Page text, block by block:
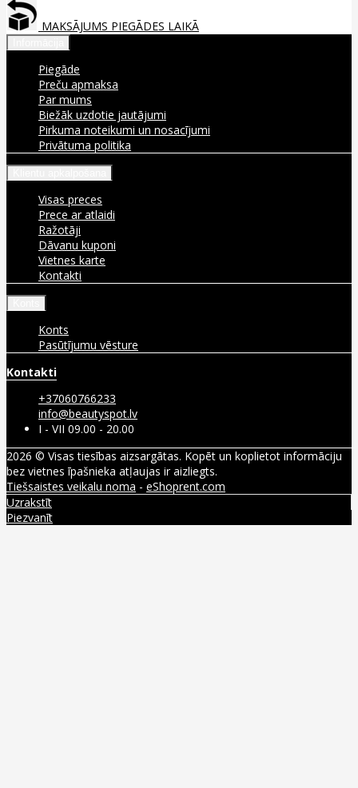
MAKSĀJUMS PIEGĀDES LAIKĀ
Piegāde
Preču apmaksa
Par mums
Biežāk uzdotie jautājumi
Pirkuma noteikumi un nosacījumi
Privātuma politika
Visas preces
Prece ar atlaidi
Ražotāji
Dāvanu kuponi
Vietnes karte
Kontakti
Konts
Pasūtījumu vēsture
Kontakti
+37060766233
info@beautyspot.lv
I - VII 09.00 - 20.00
2026 © Visas tiesības aizsargātas. Kopēt un koplietot informāciju
bez vietnes īpašnieka atļaujas ir aizliegts.
Tiešsaistes veikalu noma - eShoprent.com
Uzrakstīt
Piezvanīt